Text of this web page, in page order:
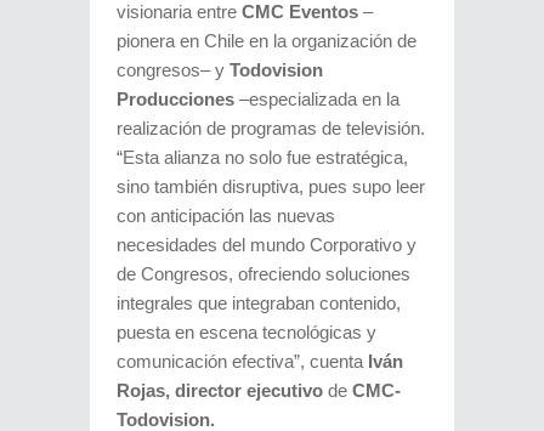
visionaria entre CMC Eventos –
pionera en Chile en la organización de
congresos– y Todovision
Producciones –especializada en la
realización de programas de televisión.
“Esta alianza no solo fue estratégica,
sino también disruptiva, pues supo leer
con anticipación las nuevas
necesidades del mundo Corporativo y
de Congresos, ofreciendo soluciones
integrales que integraban contenido,
puesta en escena tecnológicas y
comunicación efectiva”, cuenta Iván
Rojas, director ejecutivo de CMC-
Todovision.